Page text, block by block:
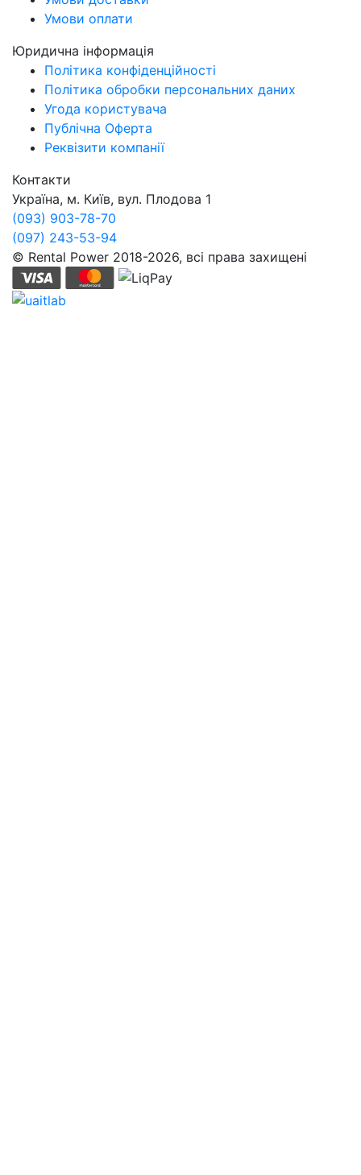
Умови оплати
Юридична інформація
Політика конфіденційності
Політика обробки персональних даних
Угода користувача
Публічна Оферта
Реквізити компанії
Контакти
Україна, м. Київ, вул. Плодова 1
(093) 903-78-70
(097) 243-53-94
© Rental Power 2018-2026, всі права захищені